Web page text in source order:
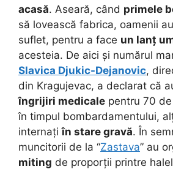
acasă. Aseară, când primele
să lovească fabrica, oamenii
suflet, pentru a face un lanț
acesteia. De aici și numărul
Slavica Djukic-Dejanovic,
din Kragujevac, a declarat că
îngrijiri medicale pentru 70
în timpul bombardamentului,
internațiîn stare gravă. În
muncitorii de la “Zastava” au
miting de proporții printre